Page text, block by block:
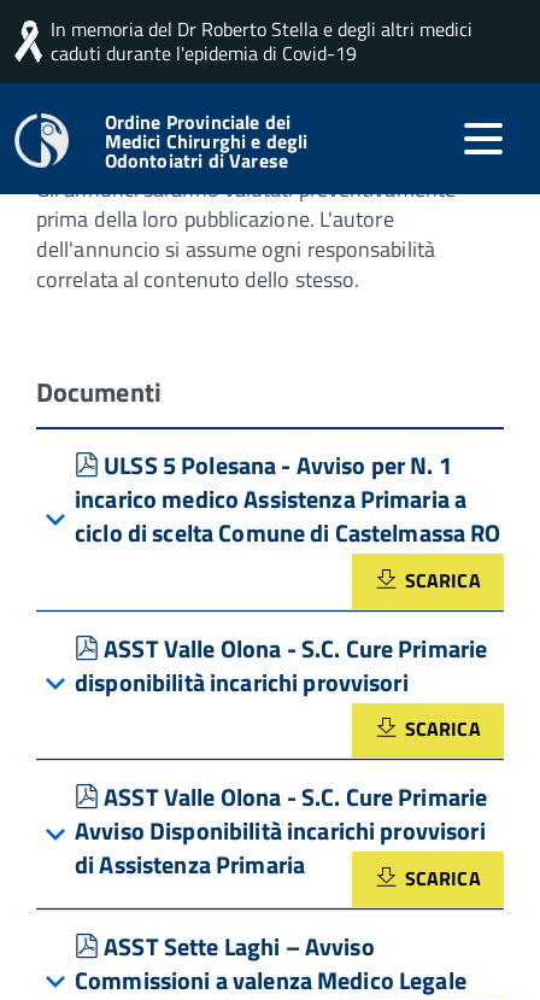
In memoria del Dr Roberto Stella e degli altri medici
caduti durante l'epidemia di Covid-19
Ordine Provinciale dei
Medici Chirurghi e degli
Odontoiatri di Varese
Home Professione Opportunità di lavoro
Opportunità di lavoro
Gli annunci saranno valutati preventivamente
prima della loro pubblicazione. L'autore
dell'annuncio si assume ogni responsabilità
correlata al contenuto dello stesso.
Documenti
pdf
ULSS 5 Polesana - Avviso per N. 1
incarico medico Assistenza Primaria a
ciclo di scelta Comune di Castelmassa RO
SCARICA
pdf
ASST Valle Olona - S.C. Cure Primarie
disponibilità incarichi provvisori
SCARICA
pdf
ASST Valle Olona - S.C. Cure Primarie
Avviso Disponibilità incarichi provvisori
di Assistenza Primaria
SCARICA
pdf
ASST Sette Laghi – Avviso
Commissioni a valenza Medico Legale